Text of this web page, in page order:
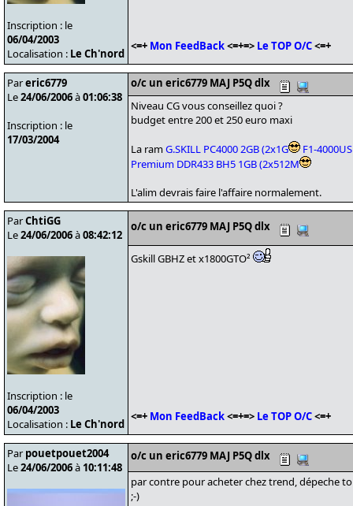
Inscription : le
06/04/2003
Localisation : Le Ch'nord
<=+ Mon FeedBack<=+=> Le TOP O/C<=+
Pareric6779
Le24/06/2006à01:06:38
Inscription : le
17/03/2004
o/c un eric6779 MAJ P5Q dlx
Niveau CG vous conseillez quoi ?
budget entre 200 et 250 euro maxi
La ramG.SKILL PC4000 2GB (2x1G
F1-
Premium DDR433 BH5 1GB (2x512M
L'alim devrais faire l'affaire normalement.
ParChtiGG
Le24/06/2006à08:42:12
Inscription : le
06/04/2003
Localisation : Le Ch'nord
o/c un eric6779 MAJ P5Q dlx
Gskill GBHZ et x1800GTO²
<=+ Mon FeedBack<=+=> Le TOP O/C<=+
Par pouetpouet2004
Le24/06/2006à 10:11:48
o/c un eric6779 MAJ P5Q dlx
par contre pour acheter chez trend, dépeche
;-)